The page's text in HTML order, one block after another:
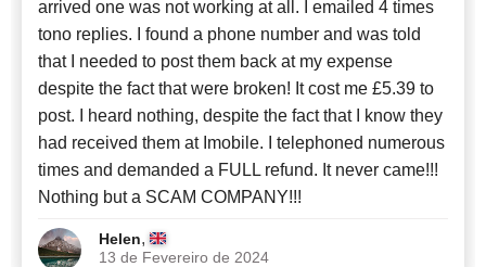
arrived one was not working at all. I emailed 4 times
tono replies. I found a phone number and was told
that I needed to post them back at my expense
despite the fact that were broken! It cost me £5.39 to
post. I heard nothing, despite the fact that I know they
had received them at Imobile. I telephoned numerous
times and demanded a FULL refund. It never came!!!
Nothing but a SCAM COMPANY!!!
Helen,
13 de Fevereiro de 2024